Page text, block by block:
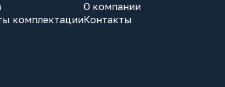
комплектации
О компании
Контакты